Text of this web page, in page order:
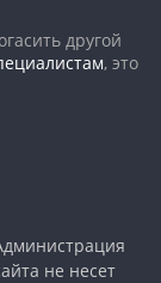
другой
, это
не несет